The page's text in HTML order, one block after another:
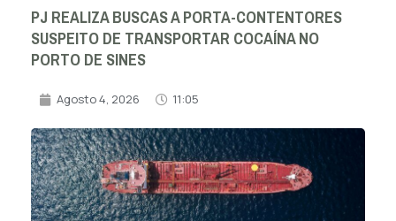
PJ REALIZA BUSCAS A PORTA-CONTENTORES
SUSPEITO DE TRANSPORTAR COCAÍNA NO
PORTO DE SINES
Agosto 4, 2026 11:05